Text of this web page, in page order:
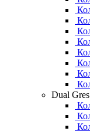
Dual